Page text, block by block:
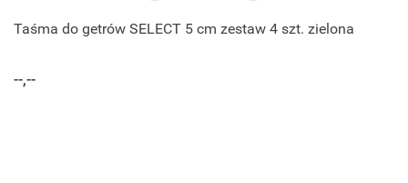
Taśma do getrów SELECT 5 cm zestaw 4 szt. zielona
--,--